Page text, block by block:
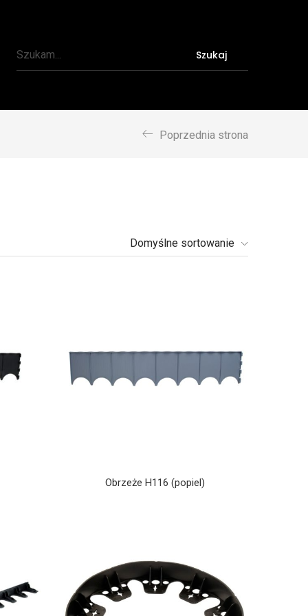
Szukaj
Poprzednia strona
Domyślne sortowanie
Obrzeże H116 (popiel)